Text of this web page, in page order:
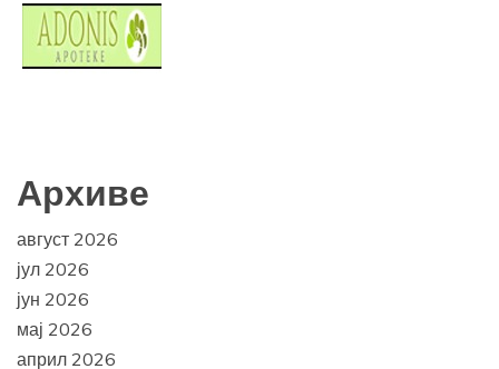
Архиве
август 2026
јул 2026
јун 2026
мај 2026
април 2026